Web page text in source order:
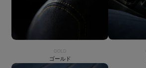
GOLD
ゴールド